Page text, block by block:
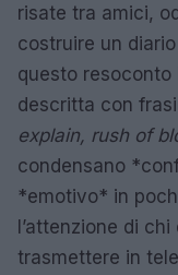
risate tra amici,
costruire un
questo
descritta con
explain, rush of
condensano
*emotivo* in
l’attenzione di
trasmettere in